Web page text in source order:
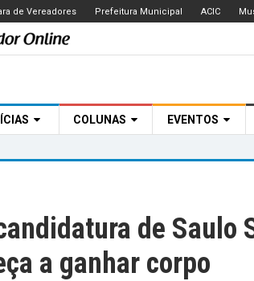
de Vereadores Prefeitura Municipal ACIC
COLUNAS EVENTOS
de Saulo
a ganhar corpo